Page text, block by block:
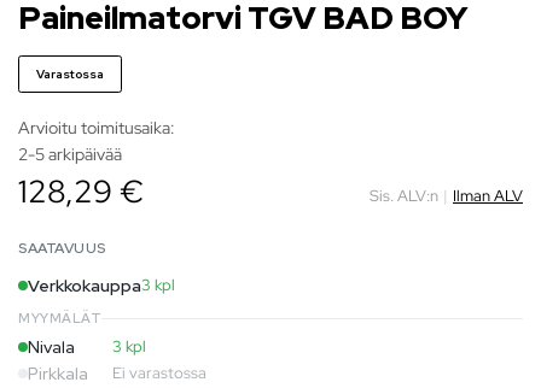
Paineilmatorvi TGV BAD BOY
Varastossa
Arvioitu toimitusaika:
2-5 arkipäivää
128,29 € Sis. ALV:n | Ilman ALV
SAATAVUUS
Verkkokauppa3 kpl
MYYMÄLÄT
Nivala 3 kpl
Pirkkala Ei varastossa